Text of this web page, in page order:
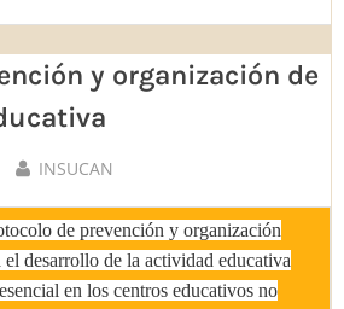
y organización de
By
INSUCAN
de prevención y organización
el desarrollo de la actividad educativa
en los centros educativos no